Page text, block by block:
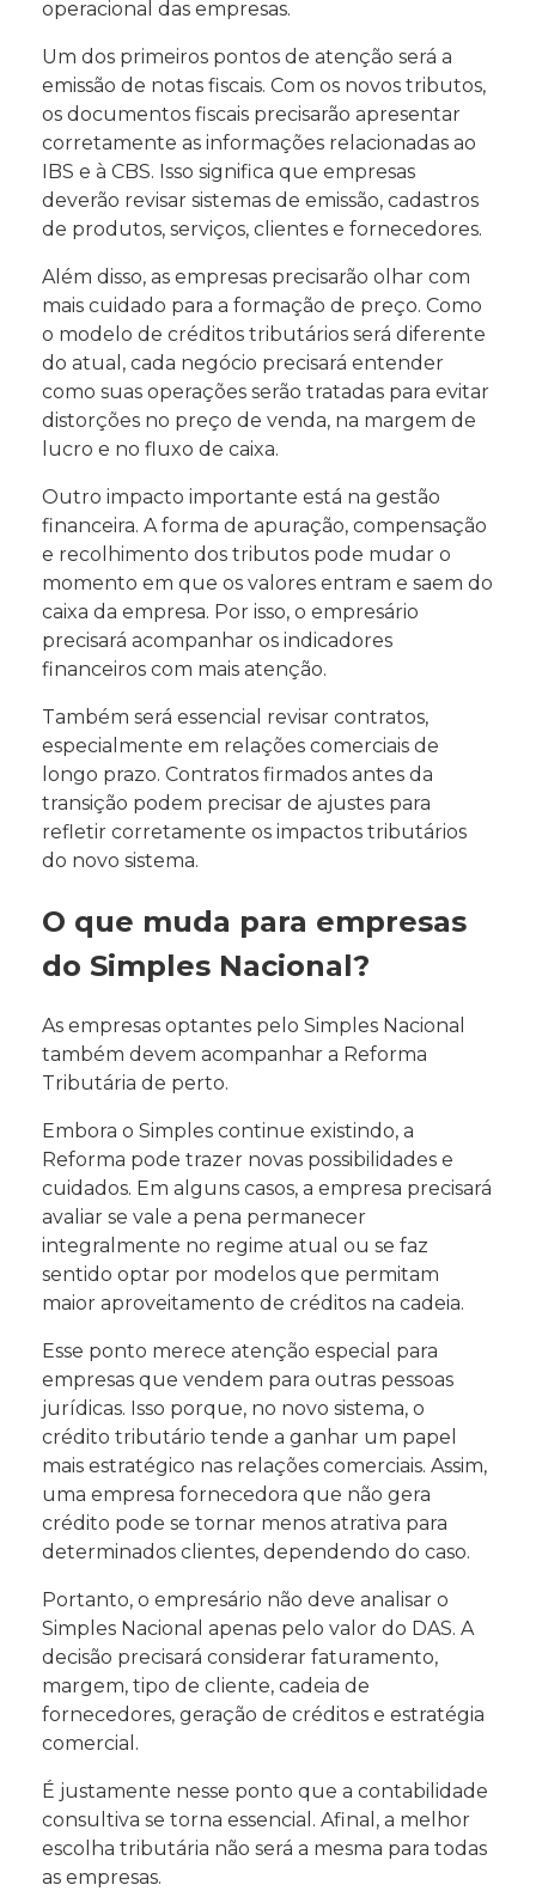
operacional das empresas.
Um dos primeiros pontos de atenção será a
emissão de notas fiscais. Com os novos tributos,
os documentos fiscais precisarão apresentar
corretamente as informações relacionadas ao
IBS e à CBS. Isso significa que empresas
deverão revisar sistemas de emissão, cadastros
de produtos, serviços, clientes e fornecedores.
Além disso, as empresas precisarão olhar com
mais cuidado para a formação de preço. Como
o modelo de créditos tributários será diferente
do atual, cada negócio precisará entender
como suas operações serão tratadas para evitar
distorções no preço de venda, na margem de
lucro e no fluxo de caixa.
Outro impacto importante está na gestão
financeira. A forma de apuração, compensação
e recolhimento dos tributos pode mudar o
momento em que os valores entram e saem do
caixa da empresa. Por isso, o empresário
precisará acompanhar os indicadores
financeiros com mais atenção.
Também será essencial revisar contratos,
especialmente em relações comerciais de
longo prazo. Contratos firmados antes da
transição podem precisar de ajustes para
refletir corretamente os impactos tributários
do novo sistema.
O que muda para empresas
do Simples Nacional?
As empresas optantes pelo Simples Nacional
também devem acompanhar a Reforma
Tributária de perto.
Embora o Simples continue existindo, a
Reforma pode trazer novas possibilidades e
cuidados. Em alguns casos, a empresa precisará
avaliar se vale a pena permanecer
integralmente no regime atual ou se faz
sentido optar por modelos que permitam
maior aproveitamento de créditos na cadeia.
Esse ponto merece atenção especial para
empresas que vendem para outras pessoas
jurídicas. Isso porque, no novo sistema, o
crédito tributário tende a ganhar um papel
mais estratégico nas relações comerciais. Assim,
uma empresa fornecedora que não gera
crédito pode se tornar menos atrativa para
determinados clientes, dependendo do caso.
Portanto, o empresário não deve analisar o
Simples Nacional apenas pelo valor do DAS. A
decisão precisará considerar faturamento,
margem, tipo de cliente, cadeia de
fornecedores, geração de créditos e estratégia
comercial.
É justamente nesse ponto que a contabilidade
consultiva se torna essencial. Afinal, a melhor
escolha tributária não será a mesma para todas
as empresas.